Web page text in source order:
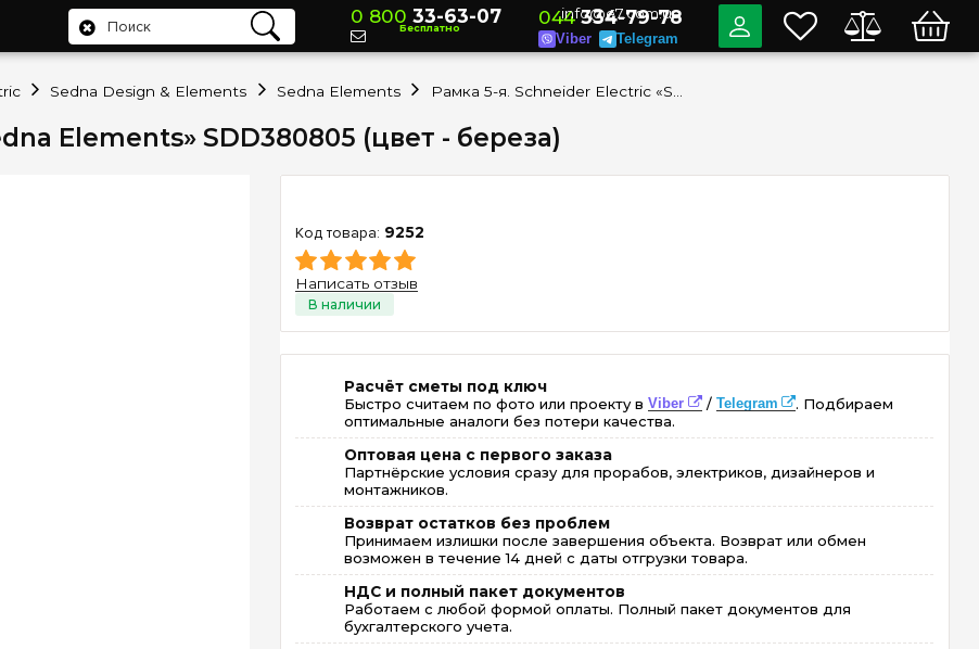
Elements» SDD380805 (цвет - береза)
9252
Написать отзыв
Расчёт сметы под ключ
Быстро считаем по фото или проекту вViber / Telegram
. Подбираем
оптимальные аналоги без потери качества.
Оптовая цена с первого заказа
Партнёрские условия сразу для прорабов, электриков, дизайнеров и
монтажников.
Возврат остатков без проблем
Принимаем излишки после завершения объекта. Возврат или обмен
возможен в течение 14 дней с даты отгрузки товара.
НДС и полный пакет документов
Работаем с любой формой оплаты. Полный пакет документов для
бухгалтерского учета.
0 800 33-63-07
Бесплатно
info@e7.com.ua
044334-79-78
Viber Telegram
Sedna Design & Elements Sedna Elements